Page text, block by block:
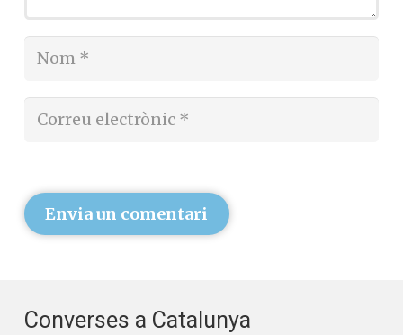
Envia un comentari
Converses a Catalunya